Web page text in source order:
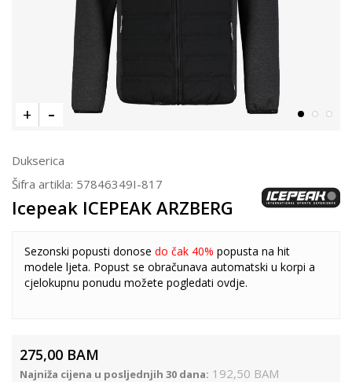
Dukserica
Šifra artikla: 57846349I-817
Icepeak ICEPEAK ARZBERG
Sezonski popusti donose do čak 40% popusta na hit
modele ljeta. Popust se obračunava automatski u korpi a
cjelokupnu ponudu možete pogledati ovdje.
275,00 BAM
Najniža cijena u posljednjih 30 dana: 192,50 BAM